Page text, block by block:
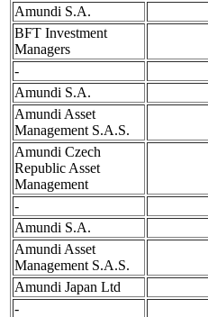
Amundi S.A.
BFT Investment
Managers
-
Amundi S.A.
Amundi Asset
Management S.A.S.
Amundi Czech
Republic Asset
Management
-
Amundi S.A.
Amundi Asset
Management S.A.S.
Amundi Japan Ltd
-